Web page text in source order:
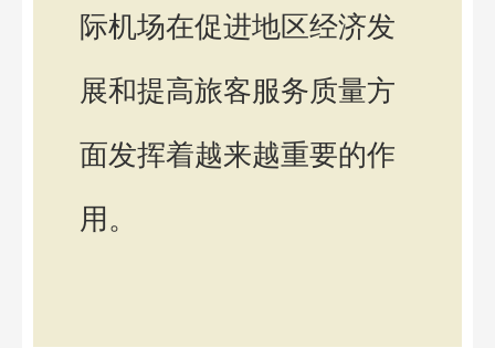
际机场在促进地区经济发
展和提高旅客服务质量方
面发挥着越来越重要的作
用。